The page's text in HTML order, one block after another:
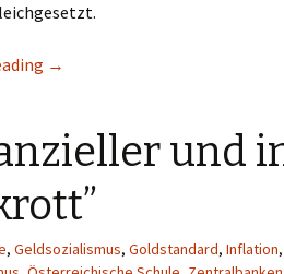
„Rettungsplan für Babylon“
→
und
, Geldsozialismus, Goldstandard, Inflation,